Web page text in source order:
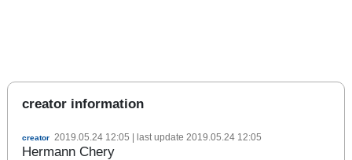
creator information
creator 2019.05.24 12:05 | last update 2019.05.24 12:05
Hermann Chery